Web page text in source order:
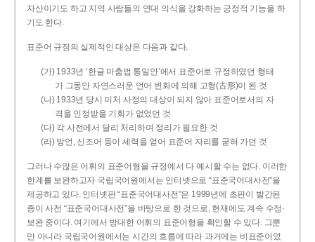
자산이기도 하고 지역 사람들의 연대 의식을 강화하는 긍정적 기능을 하
기도 한다.
표준어 규정의 실제적인 대상은 다음과 같다.
(가) 1933년 ‘한글 마춤법 통일안’에서 표준어로 규정하였던 형태
가 그동안 자연스러운 언어 변화에 의해 고형(古形)이 된 것
(나) 1933년 당시 미처 사정의 대상이 되지 않아 표준어로서의 자
격을 인정받을 기회가 없었던 것
(다) 각 사전에서 달리 처리하여 정리가 필요한 것
(라) 방언, 신조어 등이 세력을 얻어 표준어 자리를 굳혀 가던 것
그러나 수많은 어휘의 표준어형을 규정에서 다 예시할 수는 없다. 이러한
한계를 보완하고자 국립국어원에서는 인터넷으로 “표준국어대사전”을
제공하고 있다. 인터넷판 “표준국어대사전”은 1999년에 초판이 발간된
종이 사전 “표준국어대사전”을 바탕으로 한 것으로, 현재에도 계속 수정·
보완 중이다. 여기에서 방대한 어휘의 표준어형을 확인할 수 있다. 그뿐
만 아니라 국립국어원에서는 시간의 흐름에 따라 과거에는 비표준어였